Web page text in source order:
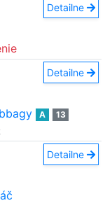
Detailne
Detailne
A
13
Detailne